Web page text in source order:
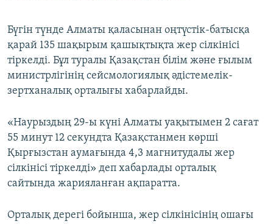
Бүгін түнде Алматы қаласынан оңтүстік-батысқа
қарай 135 шақырым қашықтықта жер сілкінісі
тіркелді. Бұл туралы Қазақстан білім және ғылым
министрлігінің сейсмологиялық әдістемелік-
зертханалық орталығы хабарлайды.
«Наурыздың 29-ы күні Алматы уақытымен 2 сағат
55 минут 12 секундта Қазақстанмен көрші
Қырғызстан аумағында 4,3 магнитудалы жер
сілкінісі тіркелді» деп хабарлады орталық
сайтында жарияланған ақпаратта.
Орталық дерегі бойынша, жер сілкінісінің ошағы